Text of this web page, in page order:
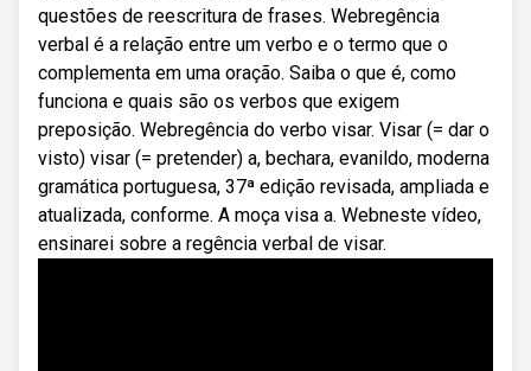
questões de reescritura de frases. Webregência
verbal é a relação entre um verbo e o termo que o
complementa em uma oração. Saiba o que é, como
funciona e quais são os verbos que exigem
preposição. Webregência do verbo visar. Visar (= dar o
visto) visar (= pretender) a, bechara, evanildo, moderna
gramática portuguesa, 37ª edição revisada, ampliada e
atualizada, conforme. A moça visa a. Webneste vídeo,
ensinarei sobre a regência verbal de visar.